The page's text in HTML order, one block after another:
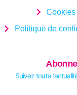
Cookies
Politique de
Suivez toute